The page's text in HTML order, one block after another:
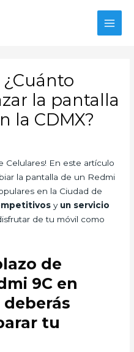
la pantalla
la CDMX?
Celulares! En este artículo
la pantalla de un Redmi
en la Ciudad de
y un servicio
de tu móvil como
de
9C en
deberás
tu